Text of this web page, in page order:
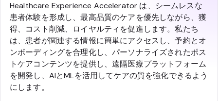
Healthcare Experience Accelerator は、シームレスな
患者体験を形成し、最高品質のケアを優先しながら、獲
得、コスト削減、ロイヤルティを促進します。私たち
は、患者が関連する情報に簡単にアクセスし、予約とオ
ンボーディングを合理化し、パーソナライズされたポス
トケアコンテンツを提供し、遠隔医療プラットフォーム
を開発し、AIとMLを活用してケアの質を強化できるよう
にします。